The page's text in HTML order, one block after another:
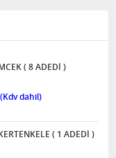
( 8 ADEDİ )
( 1 ADEDİ )